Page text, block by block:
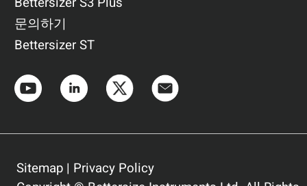
문의하기
Bettersizer ST
Sitemap | Privacy Policy